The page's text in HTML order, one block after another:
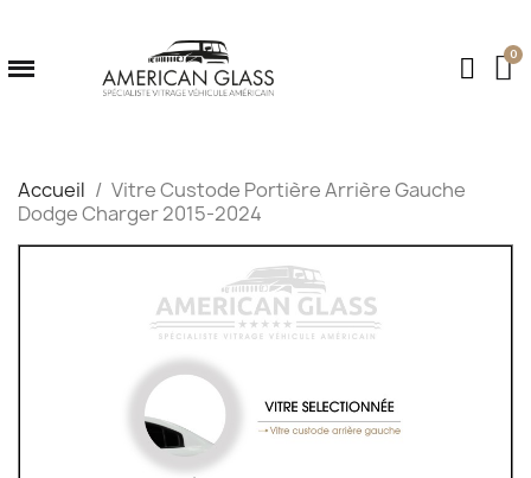
Accueil
Vitre Custode Portière Arrière Gauche
Dodge Charger 2015-2024